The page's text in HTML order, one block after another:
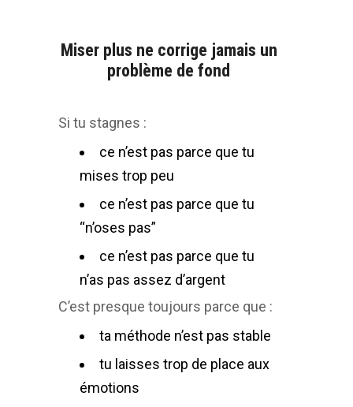
Miser plus ne corrige jamais un
problème de fond
Si tu stagnes :
ce n’est pas parce que tu
mises trop peu
ce n’est pas parce que tu
“n’oses pas”
ce n’est pas parce que tu
n’as pas assez d’argent
C’est presque toujours parce que :
ta méthode n’est pas stable
tu laisses trop de place aux
émotions